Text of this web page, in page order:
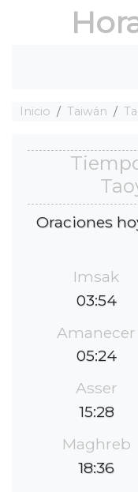
Inicio Taiwán
Oraciones
Imsak
03:54
Amanecer
05:24
Asser
15:28
Maghreb
18:36